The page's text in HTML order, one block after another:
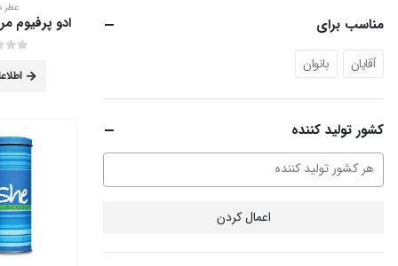
عطر
مناسب برای
آقایان بانوان
کشور تولید کننده
اعمال کردن